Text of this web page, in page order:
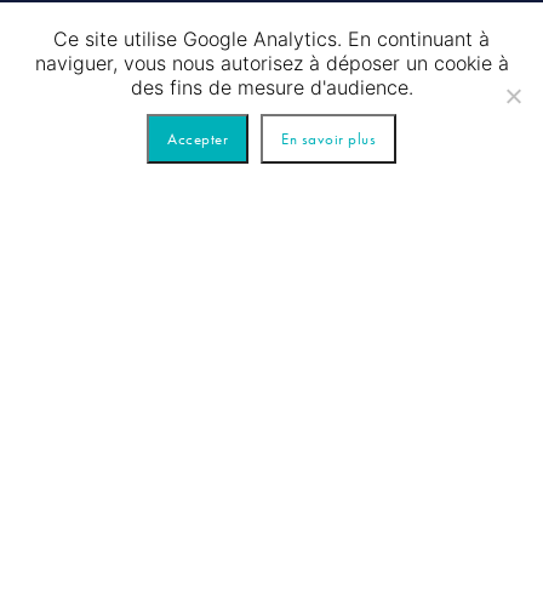
choses encore. Faites confiance à notre longue
expérience et profitez pleinement du jour le plus
important et le plus romantique de votre vie. Nos
bateaux de réception permettent aussi de célébrer la
cérémonie de mariage en plein air et sur l’eau.
Ce site utilise Google Analytics. En continuant à
naviguer, vous nous autorisez à déposer un cookie à
des fins de mesure d'audience.
Accepter En savoir plus